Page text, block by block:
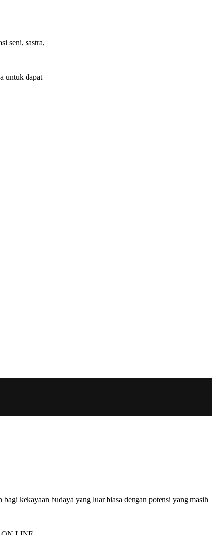
seni, sastra,
untuk dapat
kekayaan budaya yang luar biasa dengan potensi yang masih